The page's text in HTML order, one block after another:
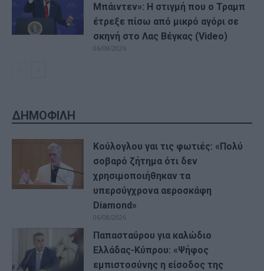
Μπάιντεν»: Η στιγμή που ο Τραμπ
έτρεξε πίσω από μικρό αγόρι σε
σκηνή στο Λας Βέγκας (Video)
06/08/2026
ΔΗΜΟΦΙΛΗ
Κούλογλου γαι τις φωτιές: «Πολύ
σοβαρό ζήτημα ότι δεν
χρησιμοποιήθηκαν τα
υπερσύγχρονα αεροσκάφη
Diamond»
06/08/2026
Παπασταύρου για καλώδιο
Ελλάδας-Κύπρου: «Ψήφος
εμπιστοσύνης η είσοδος της